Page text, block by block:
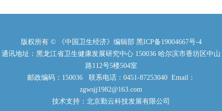
版权所有 © 《中国卫生经济》编辑部 黑ICP备19004667号-4
通讯地址：黑龙江省卫生健康发展研究中心 150036 哈尔滨市香坊区中山
路112号5楼504室
邮政编码：150036 联系电话：0451-87253040 Email：
zgwsjj1982@163.com
技术支持：北京勤云科技发展有限公司